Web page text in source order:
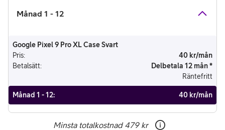
Månad 1 - 12
Google Pixel 9 Pro XL Case Svart
Pris:
40 kr/mån
Betalsätt:
Delbetala 12 mån *
Räntefritt
Månad 1 - 12: 40 kr/mån
Minsta totalkostnad 479 kr